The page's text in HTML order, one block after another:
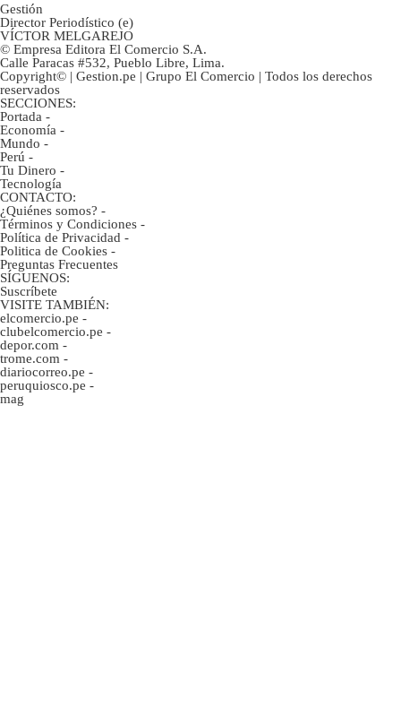
Gestión
Director Periodístico (e)
VÍCTOR MELGAREJO
© Empresa Editora El Comercio S.A.
Calle Paracas #532, Pueblo Libre, Lima.
Copyright© | Gestion.pe | Grupo El Comercio | Todos los derechos
reservados
SECCIONES:
Portada -
Economía -
Mundo -
Perú -
Tu Dinero -
Tecnología
CONTACTO:
¿Quiénes somos? -
Términos y Condiciones -
Política de Privacidad -
Politica de Cookies -
Preguntas Frecuentes
SÍGUENOS:
Suscríbete
VISITE TAMBIÉN:
elcomercio.pe -
clubelcomercio.pe -
depor.com -
trome.com -
diariocorreo.pe -
peruquiosco.pe -
mag